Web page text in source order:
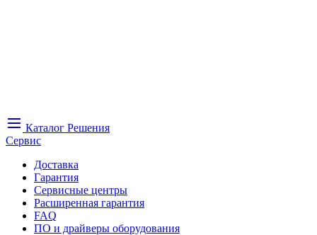
Каталог Решения
Сервис
Доставка
Гарантия
Сервисные центры
Расширенная гарантия
FAQ
ПО и драйверы оборудования